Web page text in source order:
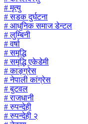
# मृत्यु
# सडक दुर्घटना
# आधुनिक समाज डेन्टल
# लुम्बिनी
# वर्षा
# समृद्धि
# समृद्धि एकेडेमी
# काङ्ग्रेस
# नेपाली कांग्रेस
# बुटवल
# राजधानी
# रुपन्देही
# रुपन्देही २